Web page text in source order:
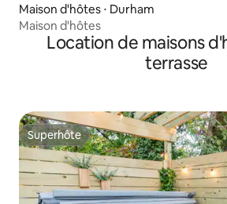
Maison d'hôtes ⋅ Durham
Maison d'hôtes
Location de maisons
terrasse
Superhôte
Superhôte